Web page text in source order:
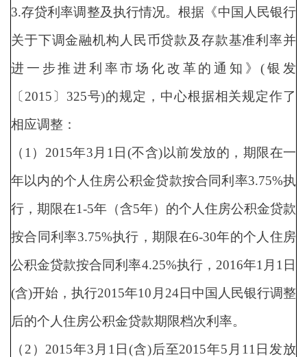
3.存贷利率调整及执行情况。根据《中国人民银行
关于下调金融机构人民币贷款及存款基准利率并
进一步推进利率市场化改革的通知》(银发
〔2015〕325号)的规定，中心根据相关规定作了
相应调整：
（1）2015年3月1日(不含)以前发放的，期限在一
年以内的个人住房公积金贷款按合同利率3.75%执
行，期限在1-5年（含5年）的个人住房公积金贷款
按合同利率3.75%执行，期限在6-30年的个人住房
公积金贷款按合同利率4.25%执行，2016年1月1日
(含)开始，执行2015年10月24日中国人民银行调整
后的个人住房公积金贷款期限档次利率。
（2）2015年3月1日(含)后至2015年5月11日发放